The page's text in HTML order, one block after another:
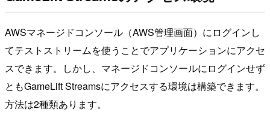
AWSマネージドコンソール（AWS管理画面）にログインし
てテストストリームを使うことでアプリケーションにアクセ
スできます。しかし、マネージドコンソールにログインせず
ともGameLift Streamsにアクセスする環境は構築できます。
方法は2種類あります。